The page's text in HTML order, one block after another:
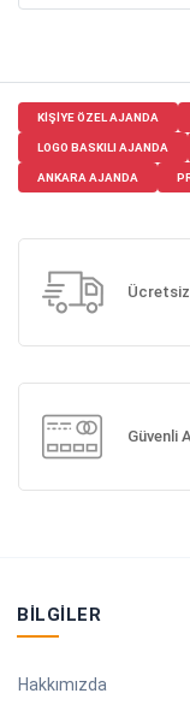
KIŞIYE ÖZEL AJANDA
LOGO BASKILI AJANDA
ANKARA AJANDA
Güvenli
BILGILER
Hakkımızda